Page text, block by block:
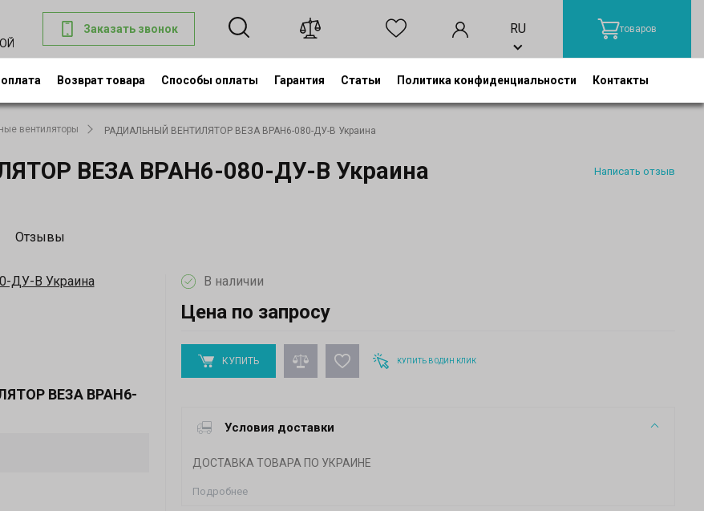
Заказать звонок RU товаров
Возврат товара Способы оплаты Гарантия Статьи Политика конфиденциальности Контакты
вентиляторы РАДИАЛЬНЫЙ ВЕНТИЛЯТОР ВЕЗА ВРАН6-080-ДУ-В Украина
ВЕЗА ВРАН6-080-ДУ-В Украина Написать отзыв
Отзывы
ВЕЗА ВРАН6-
В наличии
Цена по запросу
КУПИТЬ КУПИТЬ В ОДИН КЛИК
Условия доставки
ДОСТАВКА ТОВАРА ПО УКРАИНЕ
Подробнее